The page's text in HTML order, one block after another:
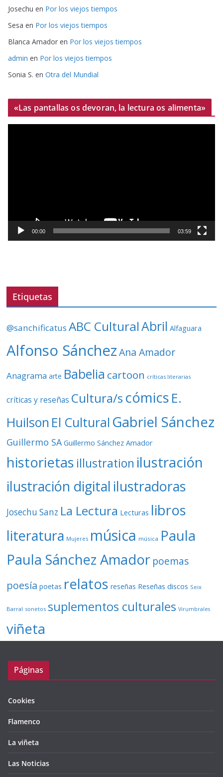
Josechu en Por los viejos tiempos
Sesa en Por los viejos tiempos
Blanca Amador en Por los viejos tiempos
admin en Por los viejos tiempos
Sonia S. en Otra del Mundial
«Las pantallas os devoran, la lectura os alimenta»
o
í
e
00:00 03:59
Etiquetas
@sanchificatus ABC CulturalAbril Alfaguara
Alfonso Sánchez Ana Amador
Anagrama arte Babelia cartoon críticas literarias
críticas y reseñas Cultura/s cómics E.
Huilson El Cultural Gabriel Sánchez
Guillermo SA Guillermo Sánchez Amador
historietas illustration ilustración
ilustración digital ilustradoras
Josechu Sanz La Lectura Lecturas libros
literatura Mujeres música música Paula
Paula Sánchez Amador poemas
poesía poetas relatos reseñas Reseñas discos Seix
Barral sonetos suplementos culturales Virumbrales
viñeta
Páginas
Cookies
Flamenco
La viñeta
Las Noticias